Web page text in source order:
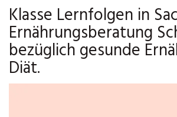
Klasse Lernfolgen in
Ernährungsberatung
bezüglich gesunde
Diät.